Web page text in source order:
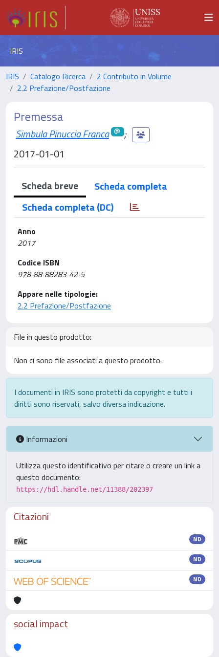
IRIS
IRIS Catalogo Ricerca
2 Contributo in Volume
2.2 Prefazione/Postfazione
Premessa
Simbula Pinuccia Franca
;
2017-01-01
Scheda breve
Scheda completa
Scheda completa (DC)
Anno
2017
Codice ISBN
978-88-88283-42-5
Appare nelle tipologie:
2.2 Prefazione/Postfazione
File in questo prodotto:
Non ci sono file associati a questo prodotto.
I documenti in IRIS sono protetti da copyright e tutti i
diritti sono riservati, salvo diversa indicazione.
Informazioni
Utilizza questo identificativo per citare o creare un link a
questo documento:
https://hdl.handle.net/11388/202397
Citazioni
ND
ND
ND
social impact